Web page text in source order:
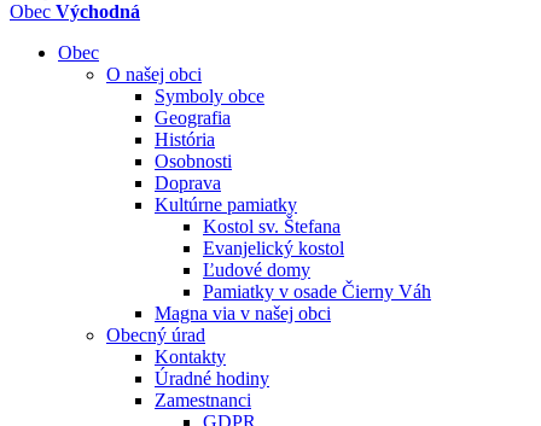
Obec Východná
Obec
O našej obci
Symboly obce
Geografia
História
Osobnosti
Doprava
Kultúrne pamiatky
Kostol sv. Štefana
Evanjelický kostol
Ľudové domy
Pamiatky v osade Čierny Váh
Magna via v našej obci
Obecný úrad
Kontakty
Úradné hodiny
Zamestnanci
GDPR